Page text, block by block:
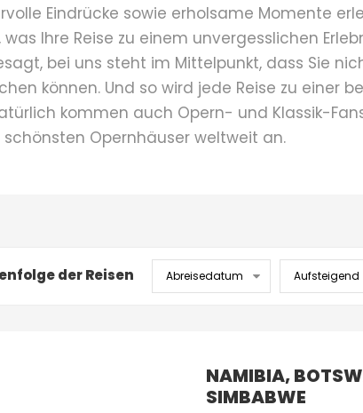
Eindrücke sowie erholsame Momente
was Ihre Reise zu einem unvergesslichen
bei uns steht im Mittelpunkt, dass Sie
können. Und so wird jede Reise zu einer
kommen auch Opern- und Klassik-
schönsten Opernhäuser weltweit an.
der Reisen
NAMIBIA,
SIMBABWE